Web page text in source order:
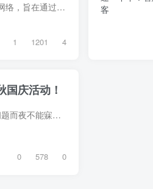
CDNFly 是一个高效、可靠的全球内容分发网络，旨在通过其智能的插件系统，为网站和应用提供快速、安全的内容分发解决方案。我们的插件能够与各种流行的内容管理系统（如 WordPress、Drupal、Joo...
1 1201 4
庆活动！
尊敬的站长和企业主们， 您是否曾为这些问题而夜不能寐？ • 精心撰写的技术文章和原创内容，却频遭恶意攻击？ • 高昂的网站防护费用，让您望而却步？ • 有限的资金，难以提升网站性能？ • ...
0 578 0